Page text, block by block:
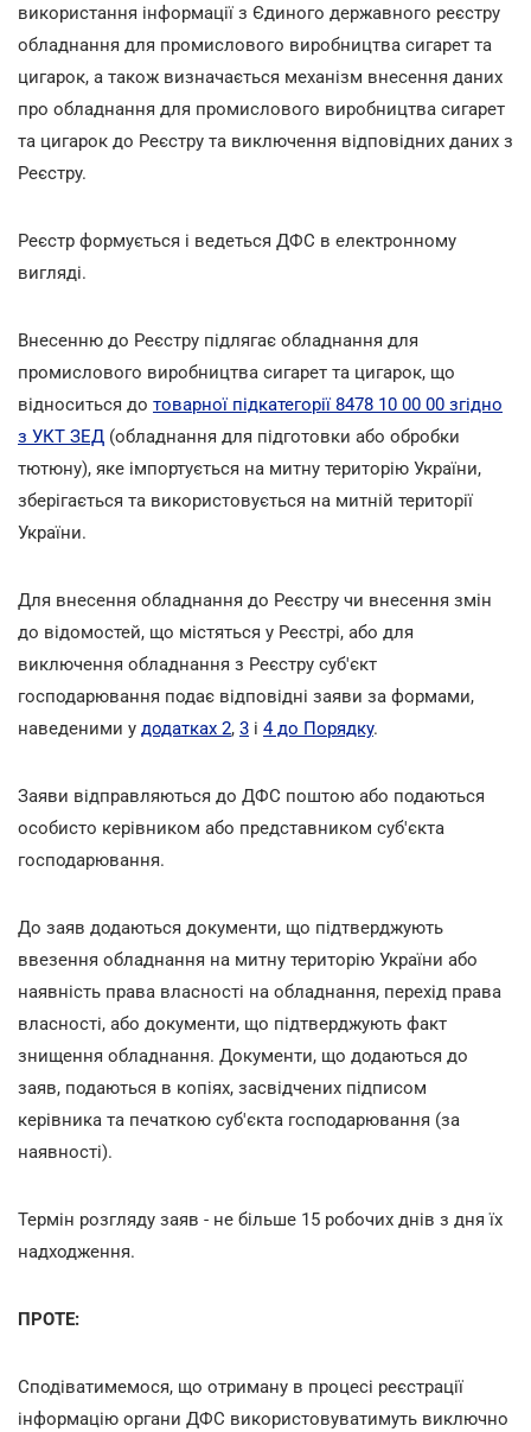
використання інформації з Єдиного державного реєстру
обладнання для промислового виробництва сигарет та
цигарок, а також визначається механізм внесення даних
про обладнання для промислового виробництва сигарет
та цигарок до Реєстру та виключення відповідних даних з
Реєстру.
Реєстр формується і ведеться ДФС в електронному
вигляді.
Внесенню до Реєстру підлягає обладнання для
промислового виробництва сигарет та цигарок, що
відноситься до товарної підкатегорії 8478 10 00 00 згідно
з УКТ ЗЕД (обладнання для підготовки або обробки
тютюну), яке імпортується на митну територію України,
зберігається та використовується на митній території
України.
Для внесення обладнання до Реєстру чи внесення змін
до відомостей, що містяться у Реєстрі, або для
виключення обладнання з Реєстру суб'єкт
господарювання подає відповідні заяви за формами,
наведеними у додатках 2, 3 і 4 до Порядку.
Заяви відправляються до ДФС поштою або подаються
особисто керівником або представником суб'єкта
господарювання.
До заяв додаються документи, що підтверджують
ввезення обладнання на митну територію України або
наявність права власності на обладнання, перехід права
власності, або документи, що підтверджують факт
знищення обладнання. Документи, що додаються до
заяв, подаються в копіях, засвідчених підписом
керівника та печаткою суб'єкта господарювання (за
наявності).
Термін розгляду заяв - не більше 15 робочих днів з дня їх
надходження.
ПРОТЕ:
Сподіватимемося, що отриману в процесі реєстрації
інформацію органи ДФС використовуватимуть виключно